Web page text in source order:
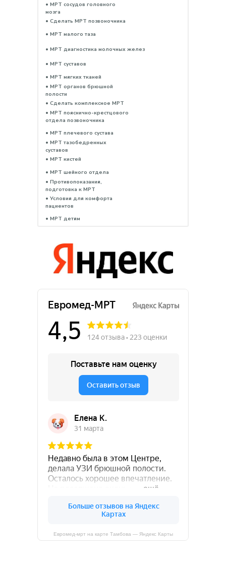
• МРТ сосудов головного
мозга
• Сделать МРТ позвоночника
• МРТ малого таза
• МРТ диагностика молочных желез
• МРТ суставов
• МРТ мягких тканей
• МРТ органов брюшной
полости
• Сделать комплексное МРТ
• МРТ тазобедренных
суставов
• МРТ шейного отдела
• МРТ пояснично-крестцового
отдела позвоночника
• МРТ плечевого сустава
• МРТ кистей
• Условия для комфорта
пациентов
• Противопоказания,
подготовка к МРТ
• МРТ детям
Евромед-мрт на карте Тамбова — Яндекс Карты